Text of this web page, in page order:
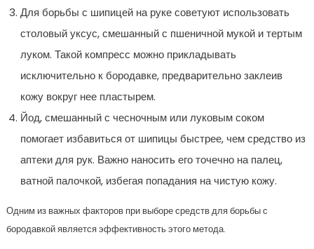
Для борьбы с шипицей на руке советуют использовать
столовый уксус, смешанный с пшеничной мукой и тертым
луком. Такой компресс можно прикладывать
исключительно к бородавке, предварительно заклеив
кожу вокруг нее пластырем.
Йод, смешанный с чесночным или луковым соком
помогает избавиться от шипицы быстрее, чем средство из
аптеки для рук. Важно наносить его точечно на палец,
ватной палочкой, избегая попадания на чистую кожу.
Одним из важных факторов при выборе средств для борьбы с
бородавкой является эффективность этого метода.